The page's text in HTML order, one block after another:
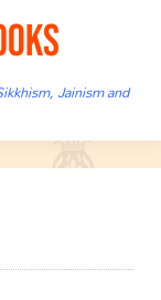
Jainism and